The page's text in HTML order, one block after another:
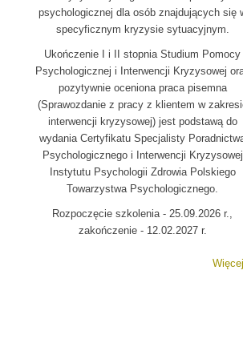
psychologicznej dla osób znajdujących się
specyficznym kryzysie sytuacyjnym.
Ukończenie I i II stopnia Studium Pomocy
Psychologicznej i Interwencji Kryzysowej
pozytywnie oceniona praca pisemna
(Sprawozdanie z pracy z klientem w
interwencji kryzysowej) jest podstawą do
wydania Certyfikatu Specjalisty
Psychologicznego i Interwencji Kryzysowej
Instytutu Psychologii Zdrowia Polskiego
Towarzystwa Psychologicznego.
Rozpoczęcie szkolenia - 25.09.2026 r.,
zakończenie - 12.02.2027 r.